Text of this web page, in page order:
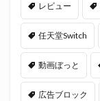
レビュー
任天堂Switch
動画ぼっと
広告ブロック